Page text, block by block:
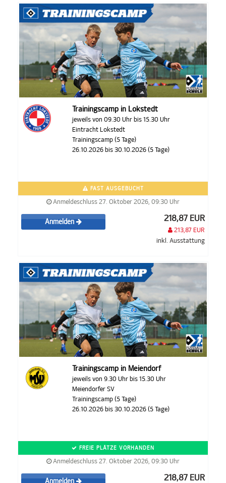
Trainingscamp in Lokstedt
jeweils von 09.30 Uhr bis 15.30 Uhr
Eintracht Lokstedt
Trainingscamp (5 Tage)
26.10.2026 bis 30.10.2026 (5 Tage)
FAST AUSGEBUCHT
Anmeldeschluss 27. Oktober 2026, 09:30 Uhr
Anmelden 218,87 EUR
213,87 EUR
inkl. Ausstattung
Trainingscamp in Meiendorf
jeweils von 9.30 Uhr bis 15.30 Uhr
Meiendorfer SV
Trainingscamp (5 Tage)
26.10.2026 bis 30.10.2026 (5 Tage)
FREIE PLÄTZE VORHANDEN
Anmeldeschluss 27. Oktober 2026, 09:30 Uhr
Anmelden 218,87 EUR